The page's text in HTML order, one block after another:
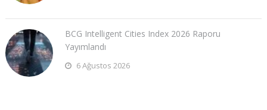
BCG Intelligent Cities Index 2026 Raporu
Yayımlandı
6 Ağustos 2026